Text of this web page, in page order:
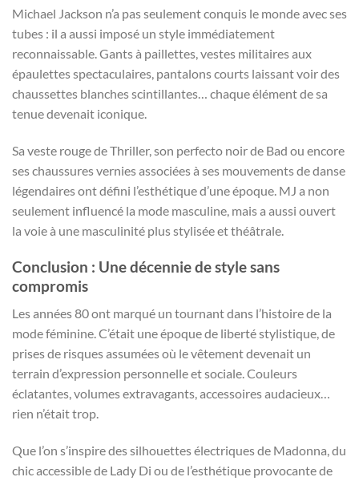
Michael Jackson n’a pas seulement conquis le monde avec ses
tubes : il a aussi imposé un style immédiatement
reconnaissable. Gants à paillettes, vestes militaires aux
épaulettes spectaculaires, pantalons courts laissant voir des
chaussettes blanches scintillantes… chaque élément de sa
tenue devenait iconique.
Sa veste rouge de Thriller, son perfecto noir de Bad ou encore
ses chaussures vernies associées à ses mouvements de danse
légendaires ont défini l’esthétique d’une époque. MJ a non
seulement influencé la mode masculine, mais a aussi ouvert
la voie à une masculinité plus stylisée et théâtrale.
Conclusion : Une décennie de style sans
compromis
Les années 80 ont marqué un tournant dans l’histoire de la
mode féminine. C’était une époque de liberté stylistique, de
prises de risques assumées où le vêtement devenait un
terrain d’expression personnelle et sociale. Couleurs
éclatantes, volumes extravagants, accessoires audacieux…
rien n’était trop.
Que l’on s’inspire des silhouettes électriques de Madonna, du
chic accessible de Lady Di ou de l’esthétique provocante de